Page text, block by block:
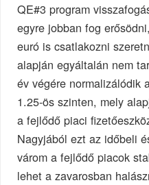
QE#3 program
egyre jobban fog
euró is csatlakozni
alapján egyáltalán nem
év végére normalizálódik
1.25-ös szinten, mely
a fejlődő piaci
Nagyjából ezt az időbeli
várom a fejlődő piacok
lehet a zavarosban